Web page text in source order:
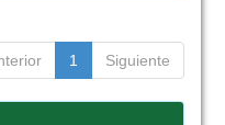
1 Siguiente